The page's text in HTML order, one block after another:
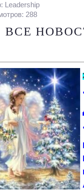
Leadership
288
ВСЕ